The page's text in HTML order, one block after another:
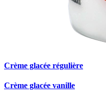
Crème glacée régulière
Crème glacée vanille